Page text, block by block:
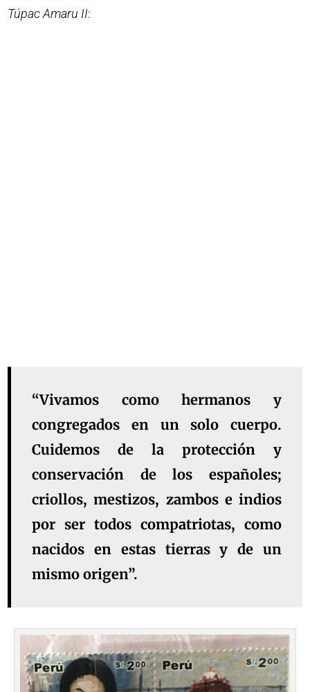
Túpac Amaru II:
“Vivamos como hermanos y
congregados en un solo cuerpo.
Cuidemos de la protección y
conservación de los españoles;
criollos, mestizos, zambos e indios
por ser todos compatriotas, como
nacidos en estas tierras y de un
mismo origen”.